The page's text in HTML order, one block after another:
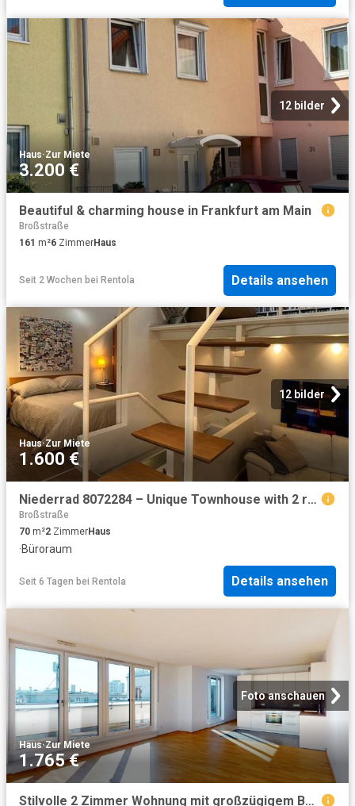
12 bilder
Haus·Zur Miete
3.200 €
Beautiful & charming house in Frankfurt am Main
Broßstraße
161 m²6 ZimmerHaus
Seit 2 Wochen bei Rentola Details ansehen
12 bilder
Haus·Zur Miete
1.600 €
Niederrad 8072284 – Unique Townhouse with 2 rooms
Broßstraße
70 m²2 ZimmerHaus
·Büroraum
Seit 6 Tagen bei Rentola Details ansehen
Foto anschauen
Haus·Zur Miete
1.765 €
Stilvolle 2 Zimmer Wohnung mit großzügigem Balkon *inkl. Umzugsbonus